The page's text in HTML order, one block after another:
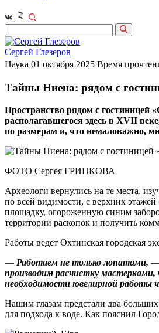
Сергей Глезеров
Наука 01 октября 2025 Время
Тайны Ниена: рядом с
Пространство рядом с гостиницей
располагавшегося здесь в XVII
по размерам и, что немаловажно,
ФОТО Сергея ГРИЦКОВА
Археологи вернулись на те места,
по всей видимости, с верхних
площадку, огороженную синим
территории раскопок и получить
Работы ведет Охтинская городская
— Работаем не только лопатами, —
производим расчистку
необходимости ювелирной работы
Нашим глазам предстали два
для подхода к воде. Как пояснил